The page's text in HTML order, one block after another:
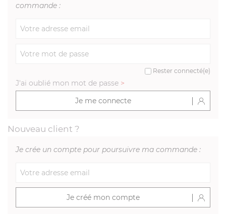
commande :
Rester connecté(e)
J'ai oublié mon mot de passe >
Je me connecte
Nouveau client ?
Je crée un compte pour poursuivre ma commande :
Je créé mon compte